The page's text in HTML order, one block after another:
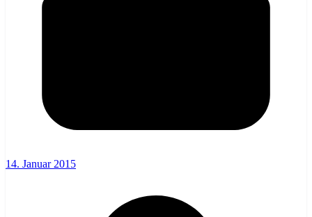
14. Januar 2015